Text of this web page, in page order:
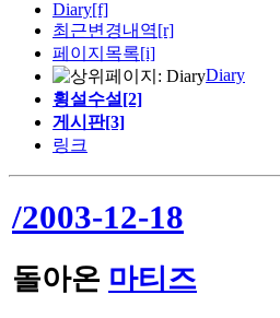
Diary[f]
최근변경내역[r]
페이지목록[i]
Diary
횡설수설[2]
게시판[3]
링크
/2003-12-18
돌아온 마티즈